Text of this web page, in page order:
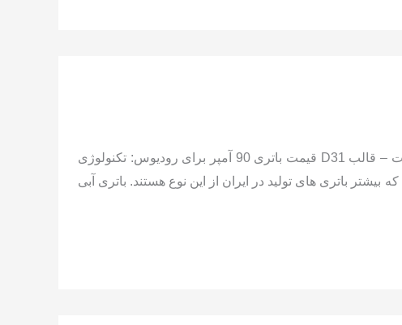
مشخصات باتری فابریک رودیوس: 90 آمپر 12 ولت پایه بلندقطب راست – قالب D31 قیمت باتری 90 آمپر برای رودیوس: تکنولوژی
باتری قابل نصب روی این خودرو: باتری سربی کلسیمی Lead-calcium که بیشتر باتری های تولید در ایران از این نوع هستند. باتری آبی